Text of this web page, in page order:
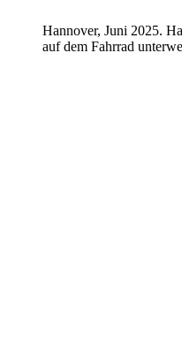
Hannover, Juni 2025.
auf dem Fahrrad